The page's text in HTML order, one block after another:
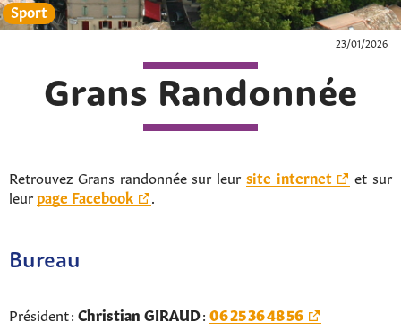
Sport
23/01/2026
Grans Randonnée
Retrouvez Grans randonnée sur leur site internet
et sur
leurpage Facebook
Bureau
Président : Christian GIRAUD: 0625364856